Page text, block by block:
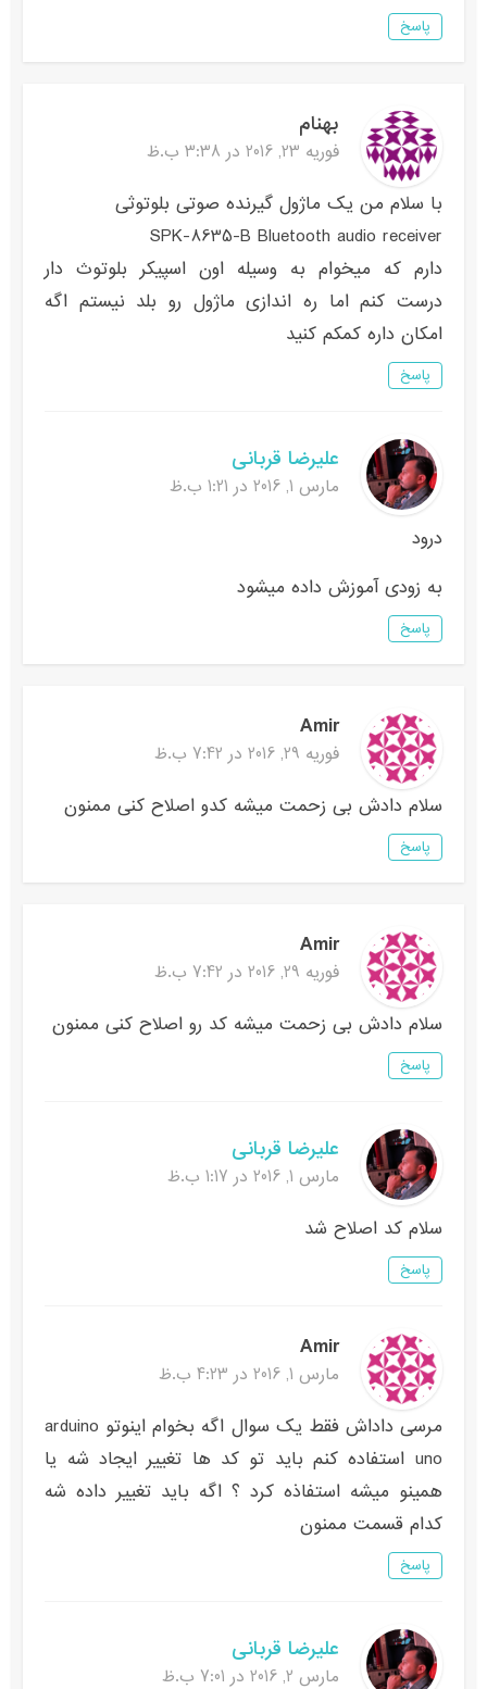
پاسخ
بهنام
فوریه 23, 2016 در 3:38 ب.ظ
با سلام من یک ماژول گیرنده صوتی بلوتوثی
SPK-8635-B Bluetooth audio receiver
دارم که میخوام به وسیله اون اسپیکر بلوتوث دار
درست کنم اما ره اندازی ماژول رو بلد نیستم اگه
امکان داره کمکم کنید
پاسخ
علیرضا قربانی
مارس 1, 2016 در 1:21 ب.ظ
درود
به زودی آموزش داده میشود
پاسخ
Amir
فوریه 29, 2016 در 7:42 ب.ظ
سلام دادش بی زحمت میشه کدو اصلاح کنی ممنون
پاسخ
Amir
فوریه 29, 2016 در 7:42 ب.ظ
سلام دادش بی زحمت میشه کد رو اصلاح کنی ممنون
پاسخ
علیرضا قربانی
مارس 1, 2016 در 1:17 ب.ظ
سلام کد اصلاح شد
پاسخ
Amir
مارس 1, 2016 در 4:23 ب.ظ
مرسی داداش فقط یک سوال اگه بخوام اینوتو arduino
uno استفاده کنم باید تو کد ها تغییر ایجاد شه یا
همینو میشه استفاذه کرد ؟ اگه باید تغییر داده شه
کدام قسمت ممنون
پاسخ
علیرضا قربانی
مارس 2, 2016 در 7:01 ب.ظ